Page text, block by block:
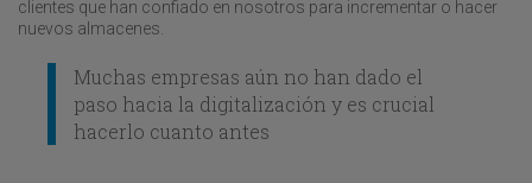
clientes que han confiado en nosotros para incrementar o hacer
nuevos almacenes.
Muchas empresas aún no han dado el
paso hacia la digitalización y es crucial
hacerlo cuanto antes